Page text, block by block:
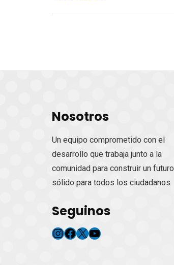
Nosotros
Un equipo comprometido con el
desarrollo que trabaja junto a la
comunidad para construir un futuro
sólido para todos los ciudadanos
Seguinos
Instagram
Facebook
X YouTube